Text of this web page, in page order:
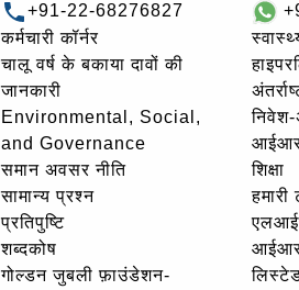
+91-22-68276827
कर्मचारी कॉर्नर
चालू वर्ष के बकाया दावों की
जानकारी
Environmental, Social,
and Governance
समान अवसर नीति
सामान्य प्रश्न
प्रतिपुष्टि
शब्दकोष
गोल्‍डन जुबली फ़ाउंडेशन-
शिक्षा
हमारी